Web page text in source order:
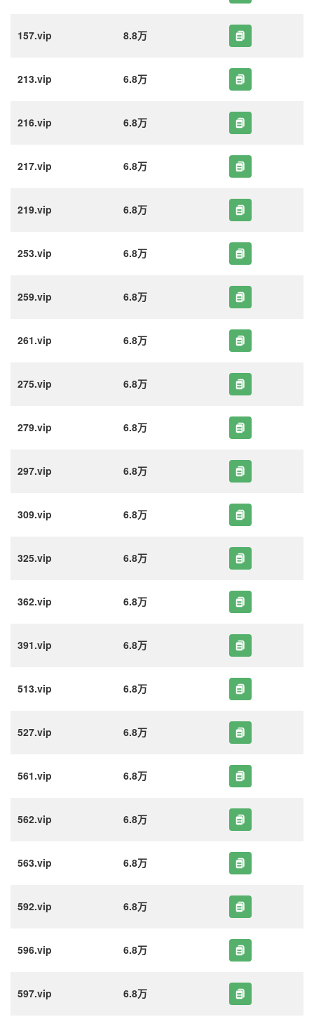
157.vip 8.8万
213.vip 6.8万
216.vip 6.8万
217.vip 6.8万
219.vip 6.8万
253.vip 6.8万
259.vip 6.8万
261.vip 6.8万
275.vip 6.8万
279.vip 6.8万
297.vip 6.8万
309.vip 6.8万
325.vip 6.8万
362.vip 6.8万
391.vip 6.8万
513.vip 6.8万
527.vip 6.8万
561.vip 6.8万
562.vip 6.8万
563.vip 6.8万
592.vip 6.8万
596.vip 6.8万
597.vip 6.8万